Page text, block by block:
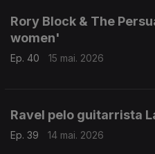
Rory Block & The
women'
Ep. 40 15 mai. 2026
Ravel pelo guitarrista
Ep. 39 14 mai. 2026